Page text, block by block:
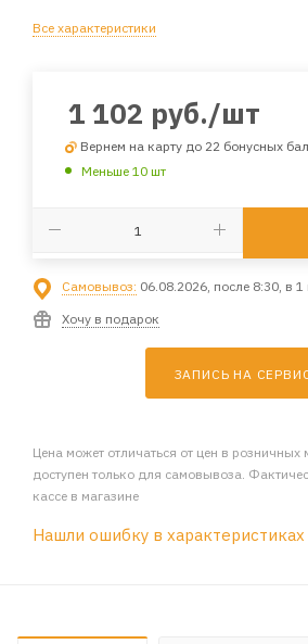
Все характеристики
1 102 руб./шт
Вернем на карту до 22 бонусных
Меньше 10 шт
Самовывоз: 06.08.2026, после 8:30, в 1
Хочу в подарок
ЗАПИСЬ НА
Цена может отличаться от цен в розничных
доступен только для самовывоза.
кассе в магазине
Нашли ошибку в